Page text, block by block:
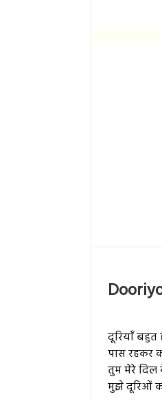
दूरियाँ
पास रहकर
तुम मेरे दिल
मुझे दूरिओं